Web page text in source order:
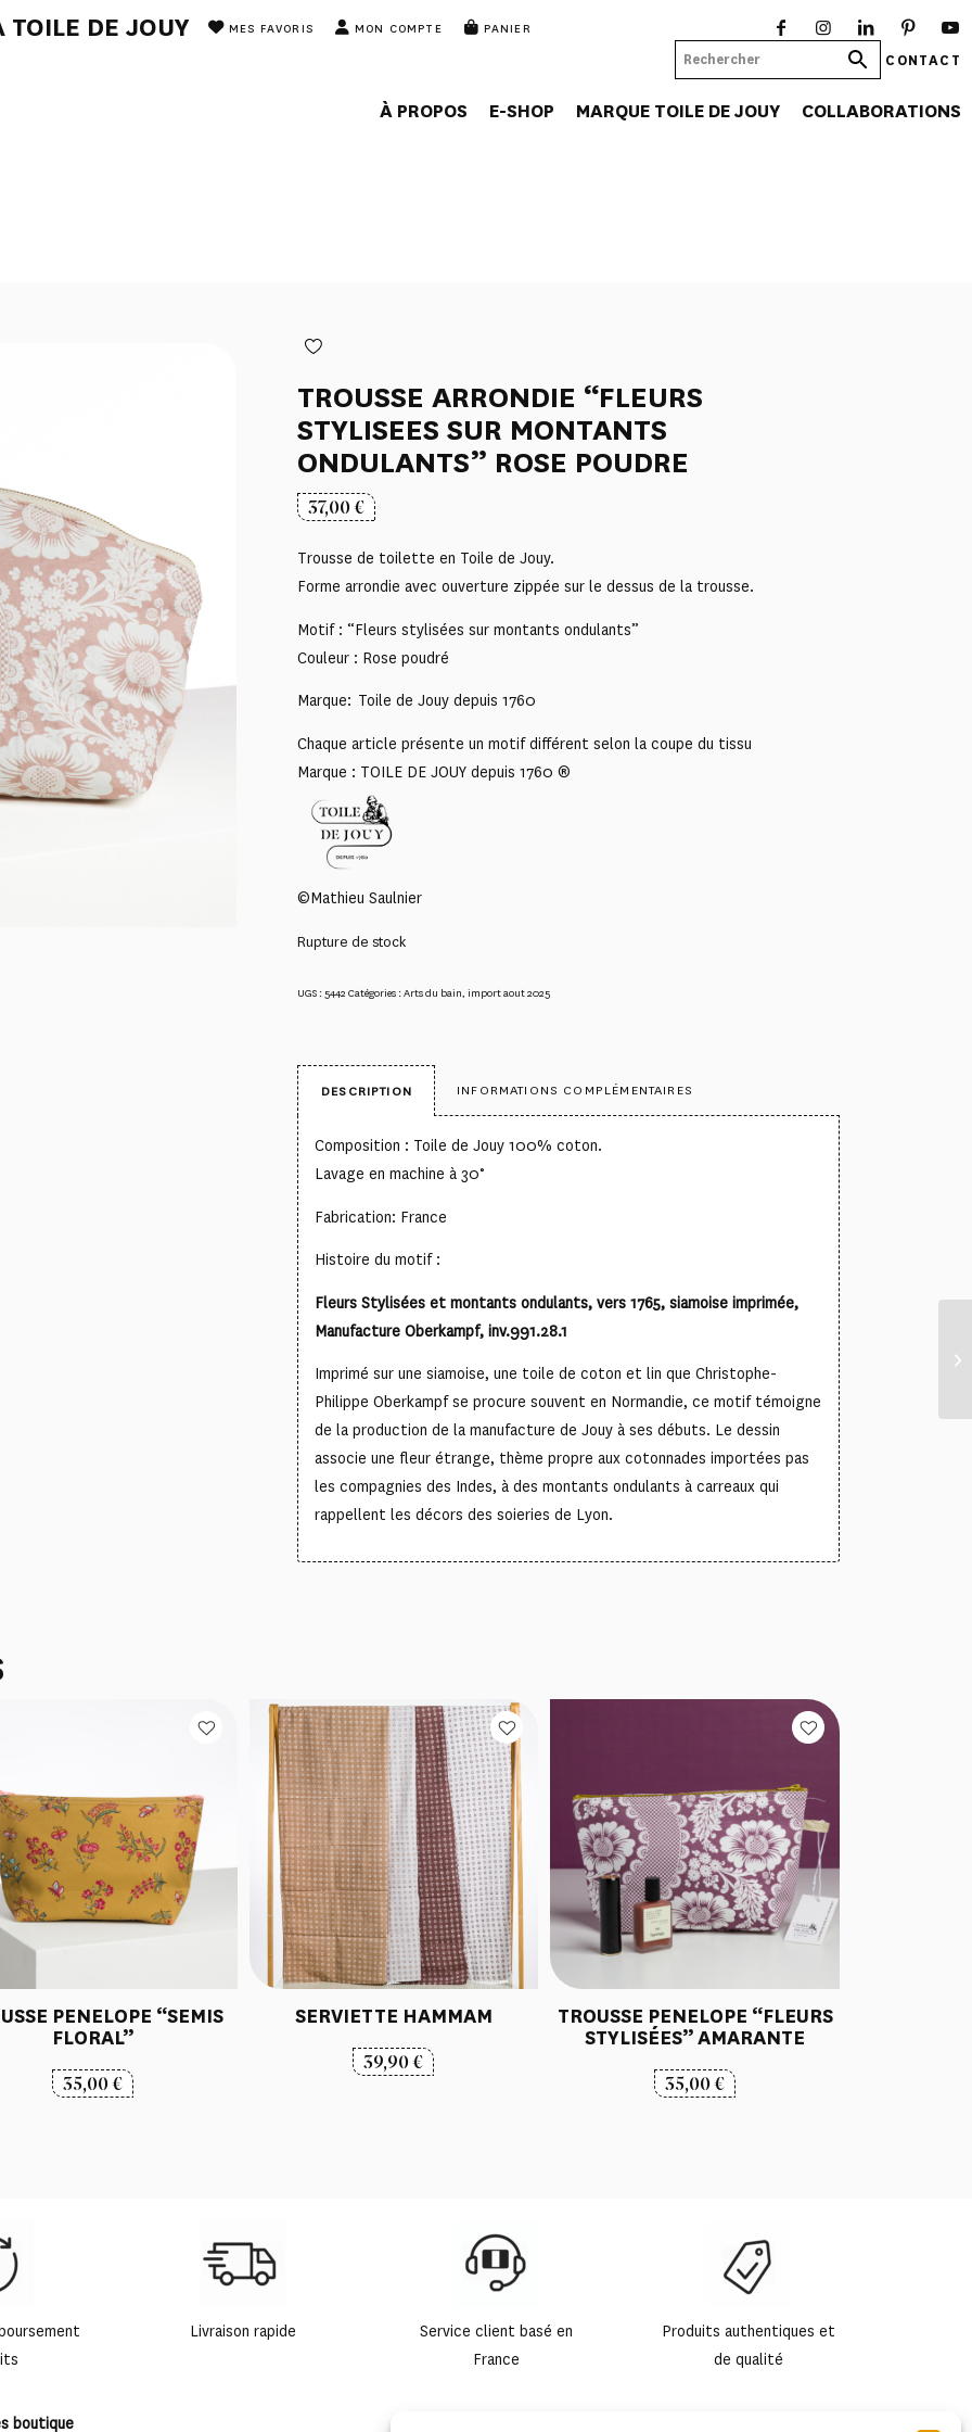
TOILE DE JOUY MES FAVORIS MON COMPTE PANIER
CONTACT
À PROPOS E-SHOP MARQUE TOILE DE JOUY COLLABORATIONS
TROUSSE ARRONDIE “FLEURS
STYLISEES SUR MONTANTS
ONDULANTS” ROSE POUDRE
37,00€
Trousse de toilette en Toile de Jouy.
Forme arrondie avec ouverture zippée sur le dessus de la trousse.
Motif : “Fleurs stylisées sur montants ondulants”
Couleur : Rose poudré
Marque: Toile de Jouy depuis 1760
Chaque article présente un motif différent selon la coupe du tissu
Marque : TOILE DE JOUY depuis 1760 ®
©Mathieu Saulnier
Rupture de stock
UGS : 5442Catégories :Arts du bain, import aout 2025
DESCRIPTION INFORMATIONS COMPLÉMENTAIRES
Composition : Toile de Jouy 100% coton.
Lavage en machine à 30°
Fabrication: France
Histoire du motif :
Fleurs Stylisées et montants ondulants, vers 1765, siamoise imprimée,
Manufacture Oberkampf, inv.991.28.1
Imprimé sur une siamoise, une toile de coton et lin que Christophe-
Philippe Oberkampf se procure souvent en Normandie, ce motif témoigne
de la production de la manufacture de Jouy à ses débuts. Le dessin
associe une fleur étrange, thème propre aux cotonnades importées pas
les compagnies des Indes, à des montants ondulants à carreaux qui
rappellent les décors des soieries de Lyon.
PENELOPE “SEMIS
FLORAL”
35,00€
SERVIETTE HAMMAM
39,90€
TROUSSE PENELOPE “FLEURS
STYLISÉES” AMARANTE
35,00€
Livraison rapide
Service client basé en
France
Produits authentiques et
de qualité
boutique